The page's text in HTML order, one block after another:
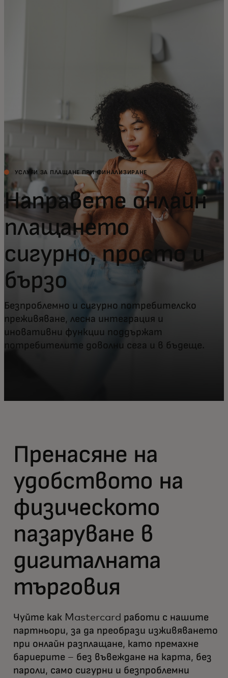
За иноватори
Новини и тенденции
УСЛУГИ ЗА ПЛАЩАНЕ ПРИ ФИНАЛИЗИРАНЕ
Направете онлайн
плащането
сигурно, просто и
бързо
Безпроблемно и сигурно потребителско
преживяване, лесна интеграция и
иновативни функции поддържат
потребителите доволни сега и в бъдеще.
Пренасяне на
удобството на
физическото
пазаруване в
дигиталната
търговия
Чуйте как Mastercard работи с нашите
партньори, за да преобрази изживяването
при онлайн разплащане, като премахне
бариерите – без въвеждане на карта, без
пароли, само сигурни и безпроблемни